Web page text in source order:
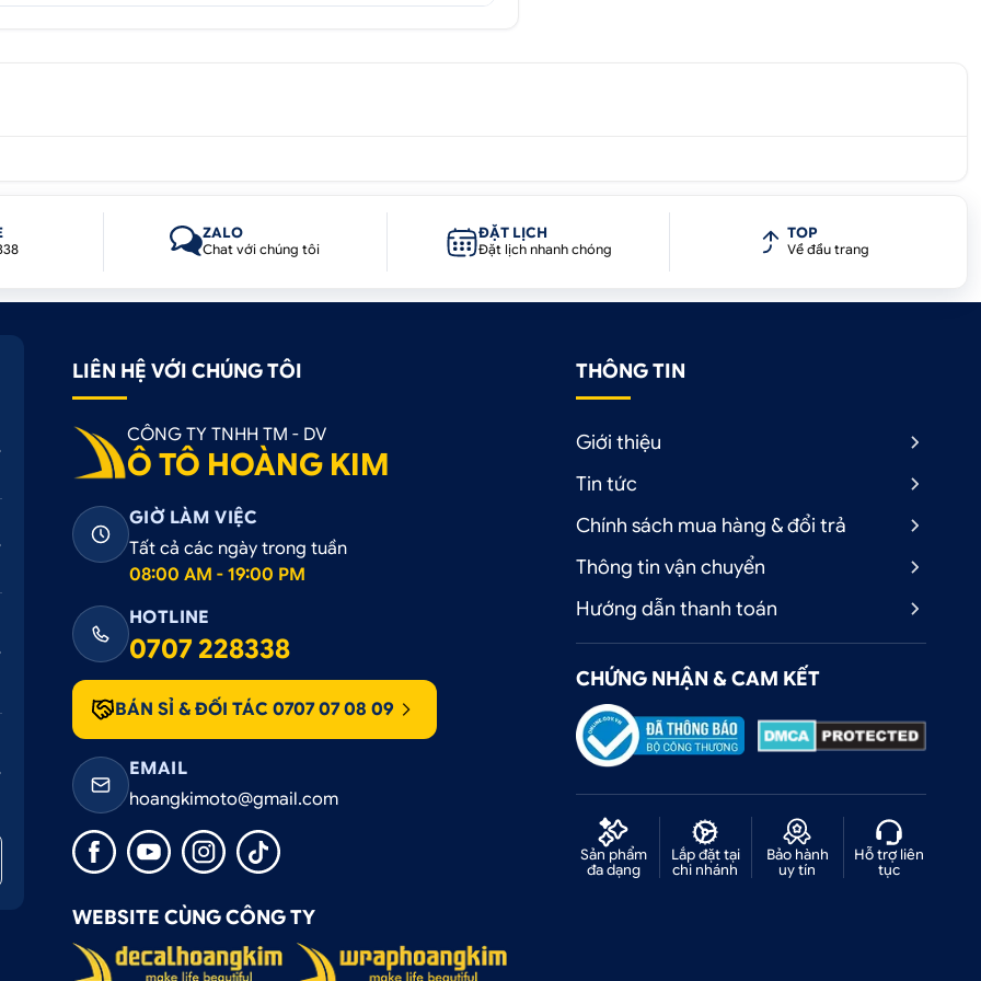
Che Mưa Toyota Innova 2023+ Đen
hệ thống zin
thuận tiện di chuyển
kiện nâng cấp nội ngoại thất ô tô chuyên nghiệp
Bình Tân, Tp. HCM
Tp. HCM
Đức, Tp. HCM
TP. Thuận An, Bình Dương
ZALO
Chat với chúng tôi
ĐẶT LỊCH
Đặt lịch nhanh chóng
TOP
Về đầu trang
LIÊN HỆ VỚI CHÚNG TÔI
CÔNG TY TNHH TM - DV
Ô TÔ HOÀNG KIM
GIỜ LÀM VIỆC
Tất cả các ngày trong tuần
08:00 AM - 19:00 PM
HOTLINE
0707 228338
BÁN SỈ & ĐỐI TÁC 0707 07 08 09
EMAIL
hoangkimoto@gmail.com
WEBSITE CÙNG CÔNG TY
THÔNG TIN
Giới thiệu
Tin tức
Chính sách mua hàng & đổi trả
Thông tin vận chuyển
Hướng dẫn thanh toán
CHỨNG NHẬN & CAM KẾT
Sản phẩm
đa dạng
Lắp đặt tại
chi nhánh
Bảo hành
uy tín
Hỗ trợ liên
tục